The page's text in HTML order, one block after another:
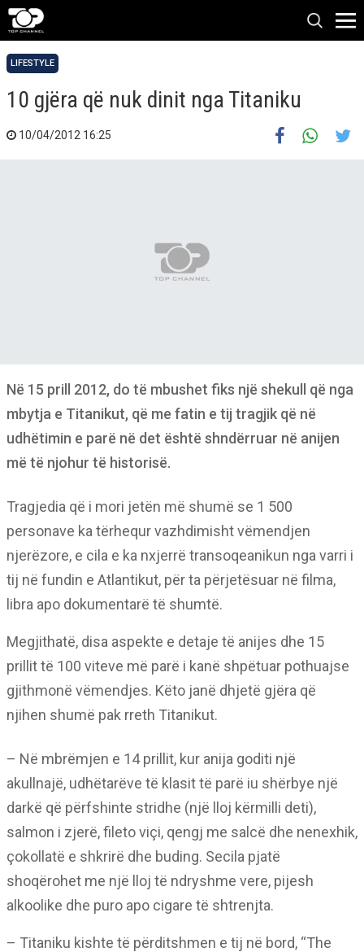
LIFESTYLE
10 gjëra që nuk dinit nga Titaniku
10/04/2012 16:25
Në 15 prill 2012, do të mbushet fiks një shekull që nga
mbytja e Titanikut, që me fatin e tij tragjik që në
udhëtimin e parë në det është shndërruar në anijen
më të njohur të historisë.
Tragjedia që i mori jetën më shumë se 1 500
personave ka tërhequr vazhdimisht vëmendjen
njerëzore, e cila e ka nxjerrë transoqeanikun nga varri i
tij në fundin e Atlantikut, për ta përjetësuar në filma,
libra apo dokumentarë të shumtë.
Megjithatë, disa aspekte e detaje të anijes dhe 15
prillit të 100 viteve më parë i kanë shpëtuar pothuajse
gjithmonë vëmendjes. Këto janë dhjetë gjëra që
njihen shumë pak rreth Titanikut.
– Në mbrëmjen e 14 prillit, kur anija goditi një
akullnajë, udhëtarëve të klasit të parë iu shërbye një
darkë që përfshinte stridhe (një lloj kërmilli deti),
salmon i zjerë, fileto viçi, qengj me salcë dhe nenexhik,
çokollatë e shkrirë dhe buding. Secila pjatë
shoqërohet me një lloj të ndryshme vere, pijesh
alkoolike dhe puro apo cigare të shtrenjta.
– Titaniku kishte të përditshmen e tij në bord, “The